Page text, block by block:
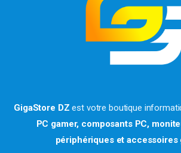
GigaStore DZ est votre boutique
PC gamer, composants PC,
périphériques et accessoires